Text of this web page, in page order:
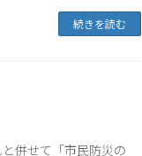
続きを読む
併せて「市民防災の